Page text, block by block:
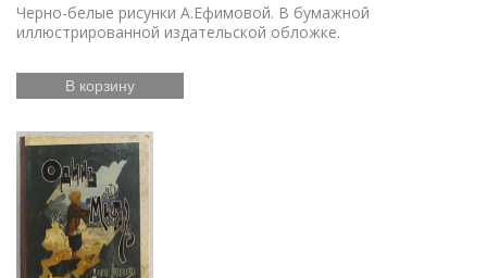
Черно-белые рисунки А.Ефимовой. В бумажной
иллюстрированной издательской обложке.
В корзину